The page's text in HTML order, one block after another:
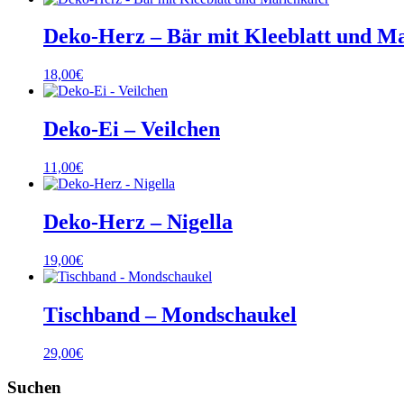
Deko-Herz – Bär mit Kleeblatt und
18,00€
Deko-Ei – Veilchen
11,00€
Deko-Herz – Nigella
19,00€
Tischband – Mondschaukel
29,00€
Suchen